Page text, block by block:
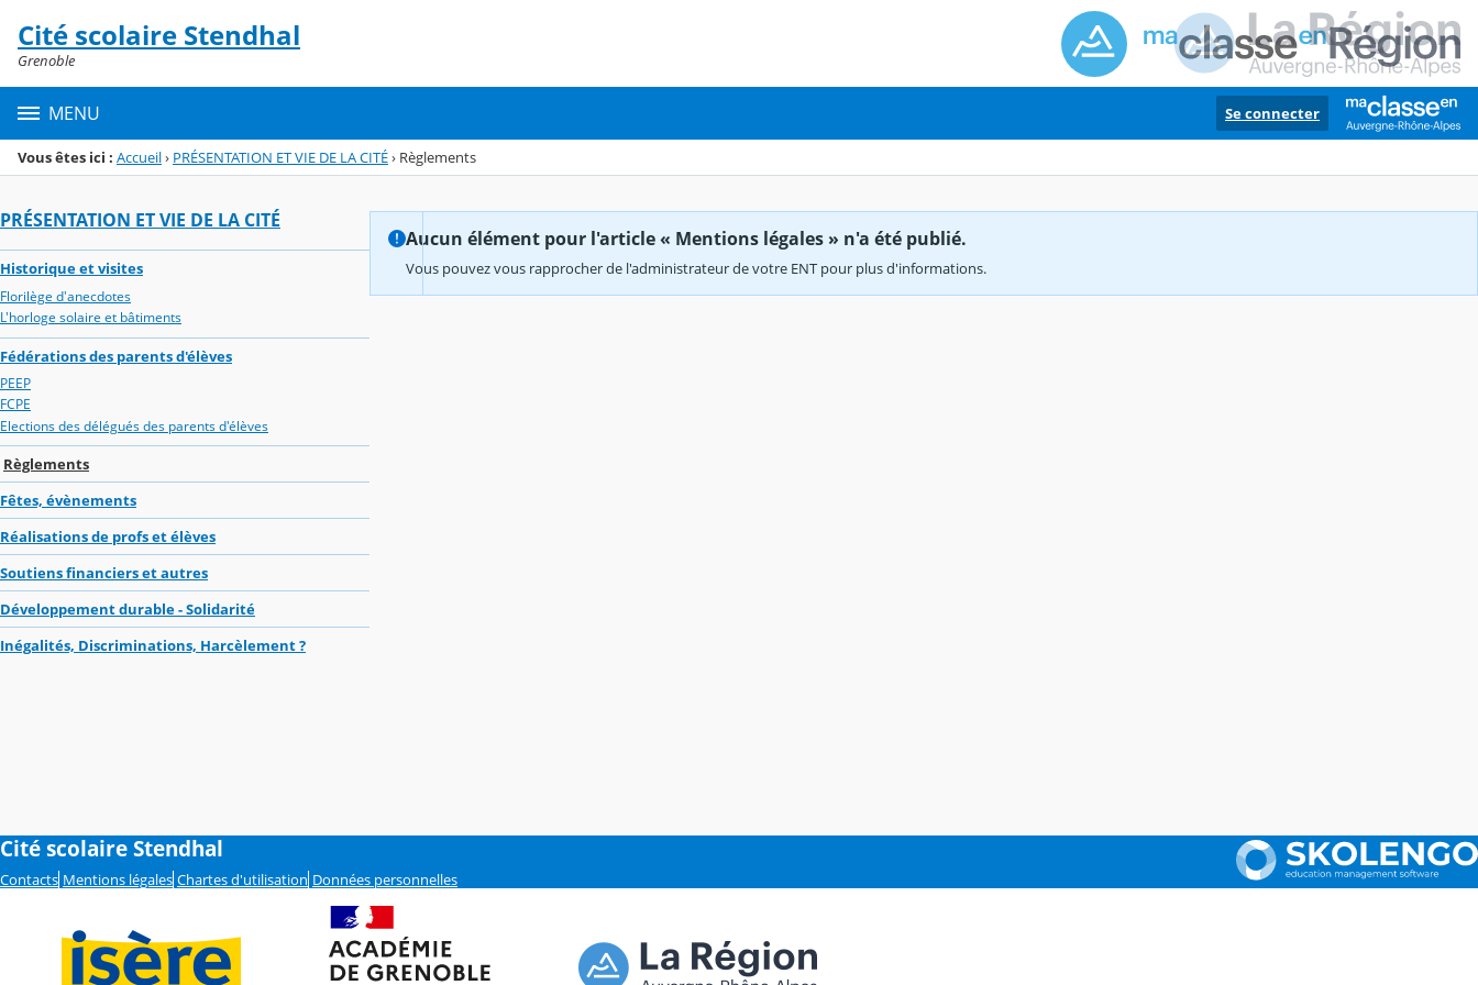
Menu de la rubrique
Contenu
Cité scolaire Stendhal
Grenoble
MENU Se connecter
Vous êtes ici : Accueil› PRÉSENTATION ET VIE DE LA CITÉ› Règlements
PRÉSENTATION ET VIE DE LA CITÉ
Historique et visites
Florilège d'anecdotes
L'horloge solaire et bâtiments
Fédérations des parents d'élèves
PEEP
FCPE
Elections des délégués des parents d'élèves
Règlements
Fêtes, évènements
Réalisations de profs et élèves
Soutiens financiers et autres
Développement durable - Solidarité
Inégalités, Discriminations, Harcèlement ?
Aucun élément pour l'article « Mentions légales » n'a été publié.
Vous pouvez vous rapprocher de l'administrateur de votre ENT pour plus d'informations.
Cité scolaire Stendhal
Contacts Mentions légales Chartes d'utilisation Données personnelles